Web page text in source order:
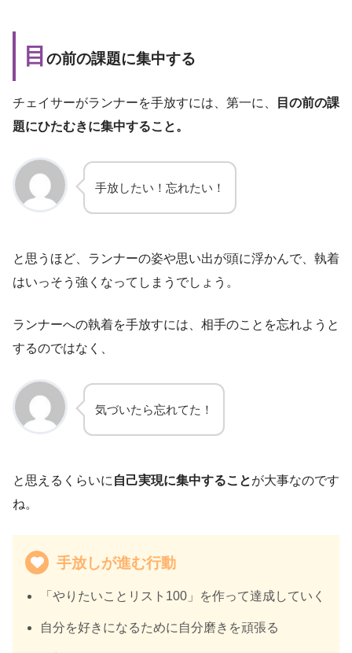
目 の前の課題に集中する
チェイサーがランナーを手放すには、第一に、
目の前の課
題にひたむきに集中すること。
手放したい！忘れたい！
と思うほど、ランナーの姿や思い出が頭に浮かんで、執着
はいっそう強くなってしまうでしょう。
ランナーへの執着を手放すには、相手のことを忘れようと
するのではなく、
気づいたら忘れてた！
と思えるくらいに 自己実現に集中することが大事なのです
ね。
手放しが進む行動
「やりたいことリスト100」を作って達成していく
自分を好きになるために自分磨きを頑張る